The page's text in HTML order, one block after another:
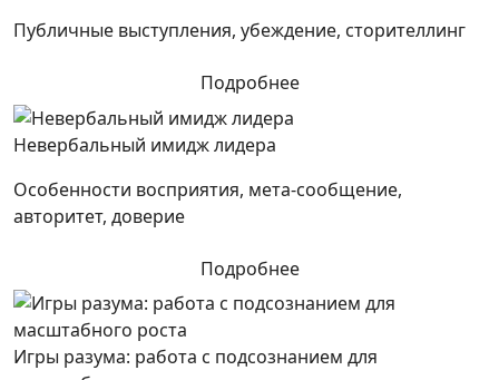
Публичные выступления, убеждение, сторителлинг
Подробнее
Невербальный имидж лидера
Особенности восприятия, мета-сообщение,
авторитет, доверие
Подробнее
Игры разума: работа с подсознанием для